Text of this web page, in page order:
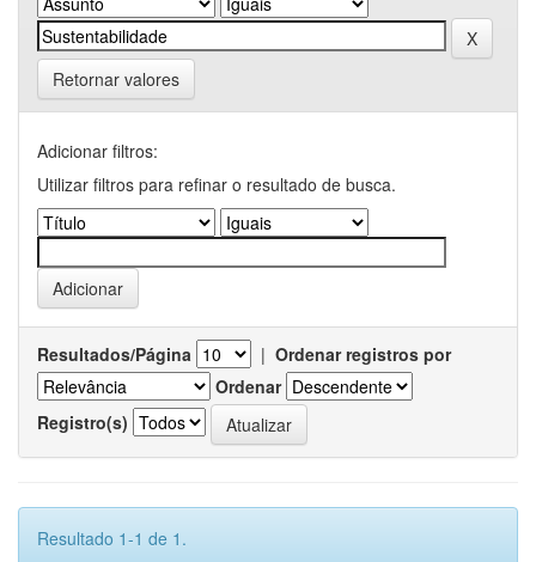
Retornar valores
Adicionar filtros:
Utilizar filtros para refinar o resultado de busca.
Resultados/Página | Ordenar registros por
Ordenar
Registro(s)
Resultado 1-1 de 1.